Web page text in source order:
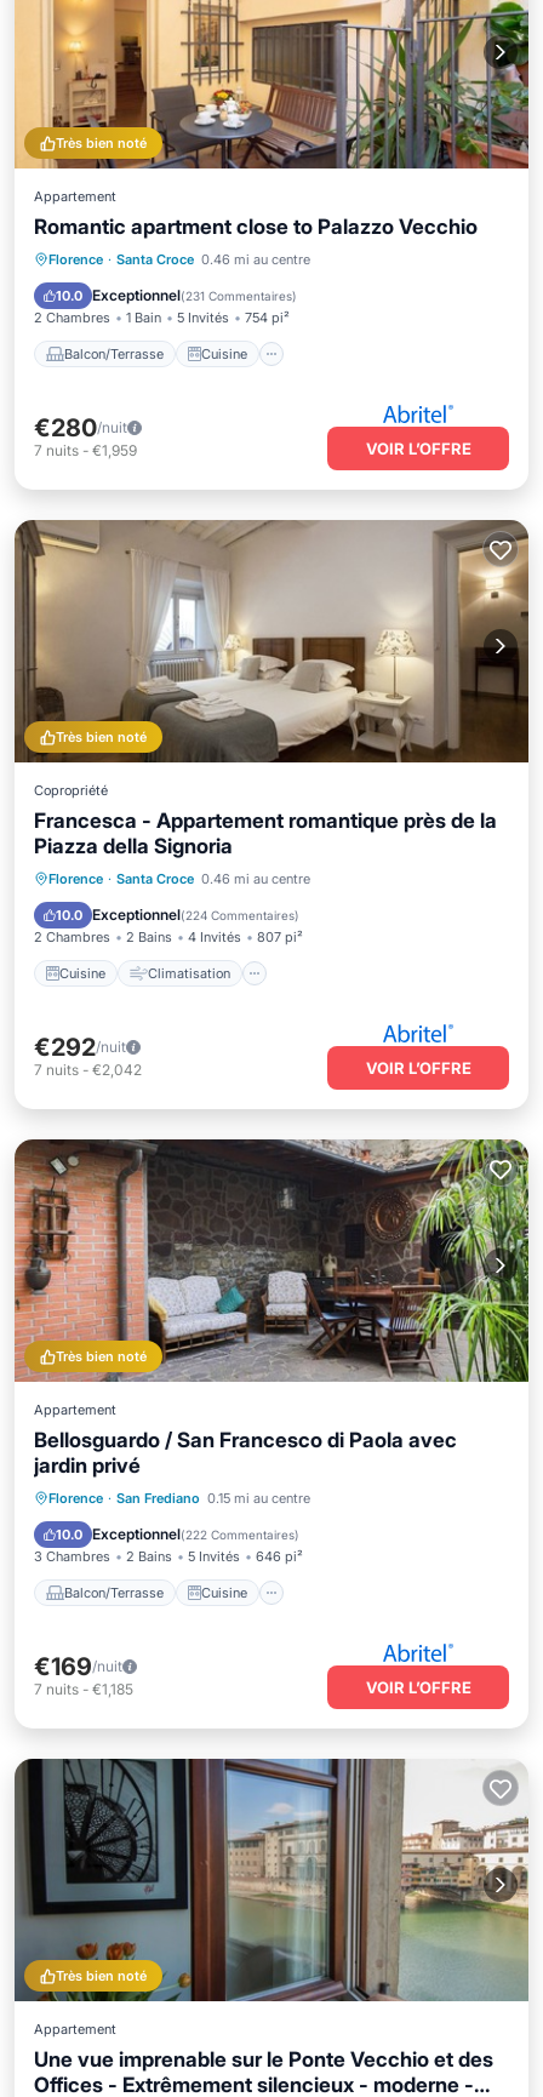
Très bien noté
Appartement
Romantic apartment close to Palazzo Vecchio
Florence · Santa Croce 0.46 mi au centre
10.0 Exceptionnel(231 Commentaires)
2 Chambres 1 Bain 5 Invités 754 pi²
Balcon/Terrasse Cuisine
Balcon/Terrasse
Cuisine
Climatisation
Internet
€280/nuit
7 nuits - €1,959 VOIR L’OFFRE
Très bien noté
Copropriété
Francesca - Appartement romantique près de la
Piazza della Signoria
Florence · Santa Croce 0.46 mi au centre
10.0 Exceptionnel(224 Commentaires)
2 Chambres 2 Bains 4 Invités 807 pi²
Cuisine Climatisation
Cuisine Climatisation
Adapté aux enfants
€292/nuit
7 nuits - €2,042 VOIR L’OFFRE
Très bien noté
Appartement
Bellosguardo / San Francesco di Paola avec
jardin privé
Florence · San Frediano 0.15 mi au centre
10.0 Exceptionnel(222 Commentaires)
3 Chambres 2 Bains 5 Invités 646 pi²
Balcon/Terrasse Cuisine
Balcon/Terrasse
Cuisine
Climatisation
Internet
€169/nuit
7 nuits - €1,185 VOIR L’OFFRE
Très bien noté
Appartement
Une vue imprenable sur le Ponte Vecchio et des
Offices - Extrêmement silencieux - moderne -